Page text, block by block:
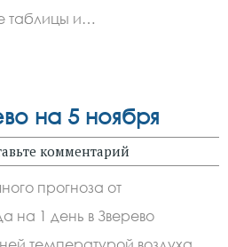
таблицы и…
на 5 ноября
комментарий
прогноза от
на 1 день в Зверево